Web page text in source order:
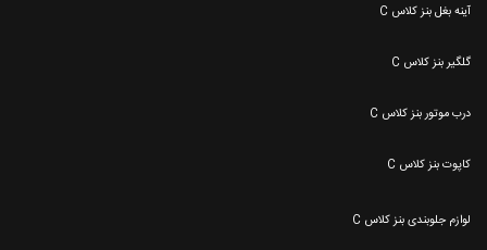
آینه بغل بنز کلاس C
گلگیر بنز کلاس C
درب موتور بنز کلاس C
کاپوت بنز کلاس C
لوازم جلوبندی بنز کلاس C